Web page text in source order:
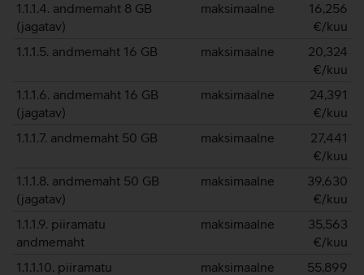
1.1.1.4. andmemaht 8 GB
(jagatav)
maksimaalne
16,256
€/kuu
1.1.1.5. andmemaht 16 GB
maksimaalne
20,324
€/kuu
1.1.1.6. andmemaht 16 GB
(jagatav)
maksimaalne
24,391
€/kuu
1.1.1.7. andmemaht 50 GB
maksimaalne
27,441
€/kuu
1.1.1.8. andmemaht 50 GB
(jagatav)
maksimaalne
39,630
€/kuu
1.1.1.9. piiramatu
andmemaht
maksimaalne
35,563
€/kuu
1.1.1.10. piiramatu
maksimaalne
55,899